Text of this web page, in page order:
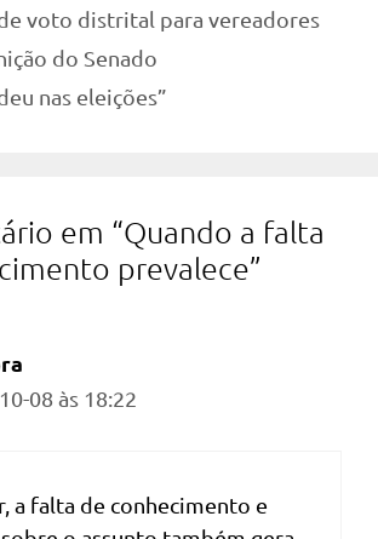
voto distrital para vereadores
do Senado
nas eleições”
em “Quando a falta
prevalece”
08 às 18:22
a falta de conhecimento e